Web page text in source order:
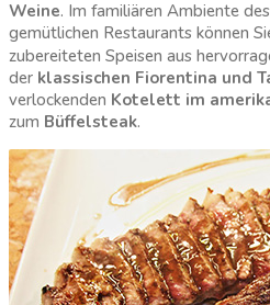
Weine. Im familiären Ambiente
gemütlichen Restaurants können
zubereiteten Speisen aus
der klassischen Fiorentina und
verlockenden Kotelett im
zum Büffelsteak.